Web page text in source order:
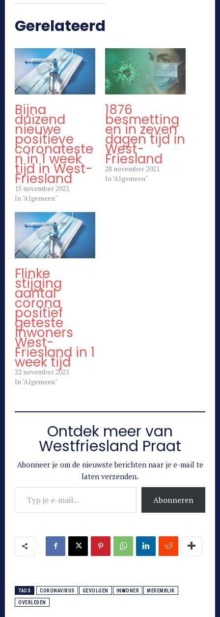
Gerelateerd
Bijna
duizend
nieuwe
positieve
coronateste
n in 1 week
tijd in West-
Friesland
15 november 2021
In "Algemeen"
1876
besmetting
en in zeven
dagen tijd in
West-
Friesland
28 november 2021
In "Algemeen"
Flinke
stijging
aantal
corona
positief
geteste
inwoners
West-
Friesland in 1
week tijd
22 november 2021
In "Algemeen"
Ontdek meer van
Westfriesland Praat
Abonneer je om de nieuwste berichten naar je e-mail te
laten verzenden.
Typ je e-mail...
Abonneren
TAGS CORONAVIRUS GEVOLGEN INWONER MEDEMBLIK
OVERLEDEN